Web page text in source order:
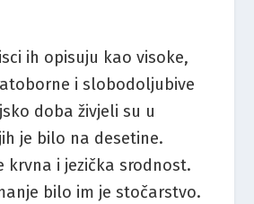
ih opisuju kao visoke,
i slobodoljubive
doba živjeli su u
je bilo na desetine.
krvna i jezička srodnost.
bilo im je stočarstvo.